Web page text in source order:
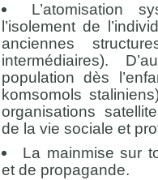
L’atomisation
l’isolement de
anciennes
intermédiaires).
population dès
komsomols
organisations
de la vie sociale et
La mainmise sur
et de propagande.